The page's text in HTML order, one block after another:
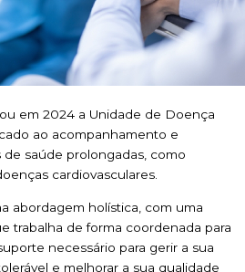
em 2024 a Unidade de Doença
ao acompanhamento e
saúde prolongadas, como
cardiovasculares.
abordagem holística, com uma
trabalha de forma coordenada para
necessário para gerir a sua
e melhorar a sua qualidade